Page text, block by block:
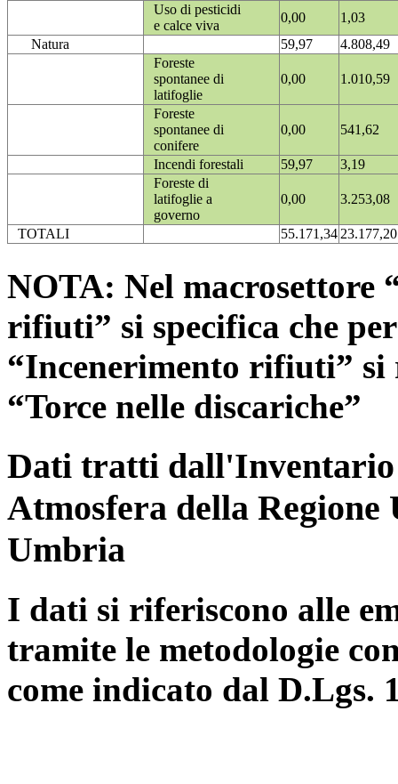
Uso di pesticidi
e calce viva
0,00
1,03
Natura
59,97
4.808,49
Foreste
spontanee di
latifoglie
0,00 1.010,59
Foreste
spontanee di
conifere
0,00 541,62
Incendi forestali 59,97
3,19
Foreste di
latifoglie a
governo
0,00 3.253,08
TOTALI 55.171,3423.177,20
NOTA: Nel macrosettore
rifiuti” si specifica che
“Incenerimento rifiuti”
“Torce nelle discariche”
Dati tratti dall'Inventario
Atmosfera della
Umbria
I dati si riferiscono alle
tramite le metodologie
come indicato dal D.Lgs.